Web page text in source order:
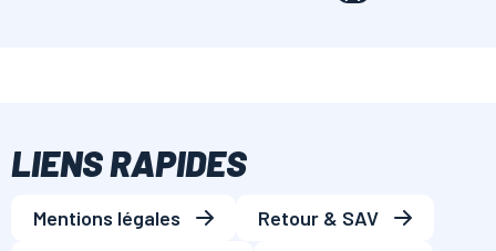
LIENS RAPIDES
Mentions légales
Retour & SAV